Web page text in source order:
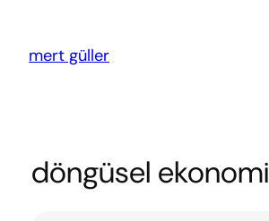
mert güller
döngüsel ekonomi